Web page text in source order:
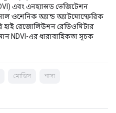
এবং এনহ্যান্সড ভেজিটেশন
ওশেনিক অ্যান্ড অ্যাটমোস্ফেরিক
হাই রেজোলিউশন রেডিওমিটার
NDVI-এর ধারাবাহিকতা সূচক
মোডিস নাসা